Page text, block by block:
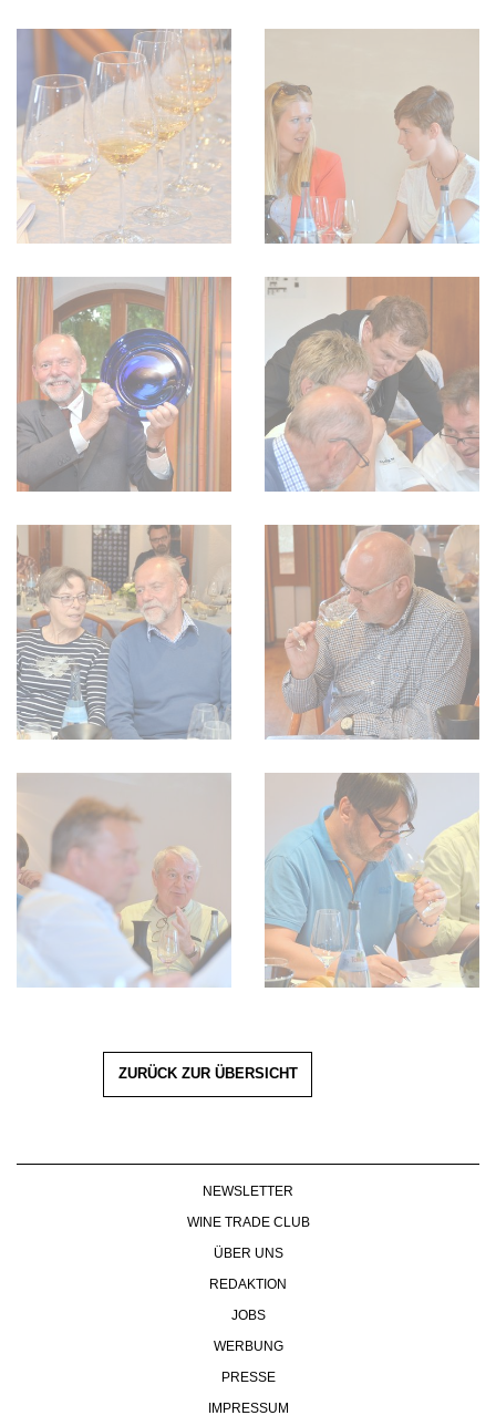
ZURÜCK ZUR ÜBERSICHT
NEWSLETTER
WINE TRADE CLUB
ÜBER UNS
REDAKTION
JOBS
WERBUNG
PRESSE
IMPRESSUM